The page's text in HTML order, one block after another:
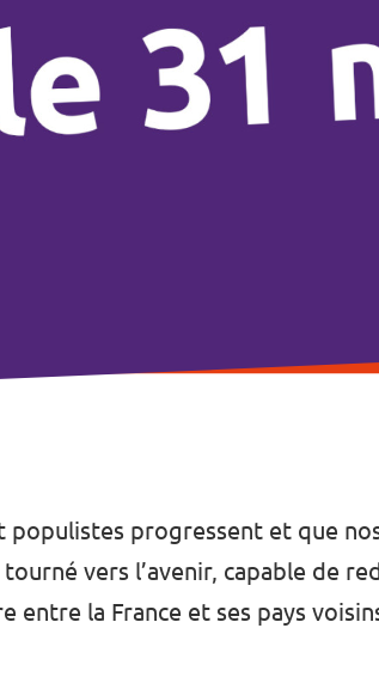
progressent et que
vers l’avenir, capable de
la France et ses pays